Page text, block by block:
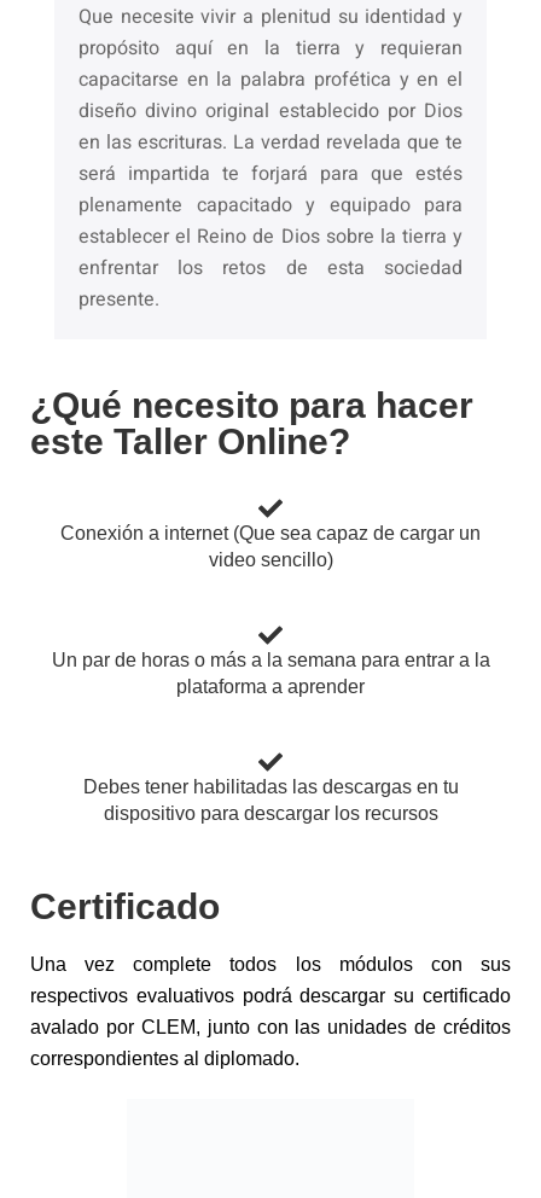
Que necesite vivir a plenitud su identidad y
propósito aquí en la tierra y requieran
capacitarse en la palabra profética y en el
diseño divino original establecido por Dios
en las escrituras. La verdad revelada que te
será impartida te forjará para que estés
plenamente capacitado y equipado para
establecer el Reino de Dios sobre la tierra y
enfrentar los retos de esta sociedad
presente.
¿Qué necesito para hacer
este Taller Online?
Conexión a internet (Que sea capaz de cargar un
video sencillo)
Un par de horas o más a la semana para entrar a la
plataforma a aprender
Debes tener habilitadas las descargas en tu
dispositivo para descargar los recursos
Certificado
Una vez complete todos los módulos con sus
respectivos evaluativos podrá descargar su certificado
avalado por CLEM, junto con las unidades de créditos
correspondientes al diplomado.